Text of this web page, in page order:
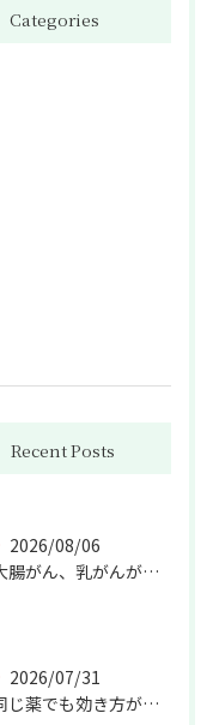
Categories
Recent Posts
2026/08/06
大腸がん、乳がんが増えた理由
2026/07/31
同じ薬でも効き方が違う？